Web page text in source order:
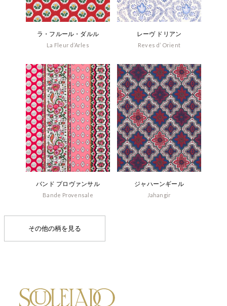
ラ・フルール・ダルル
La Fleur d’Arles
レーヴ ドリアン
Reves d’ Orient
バンド プロヴァンサル
Bande Provensale
ジャハーンギール
Jahangir
その他の柄を見る